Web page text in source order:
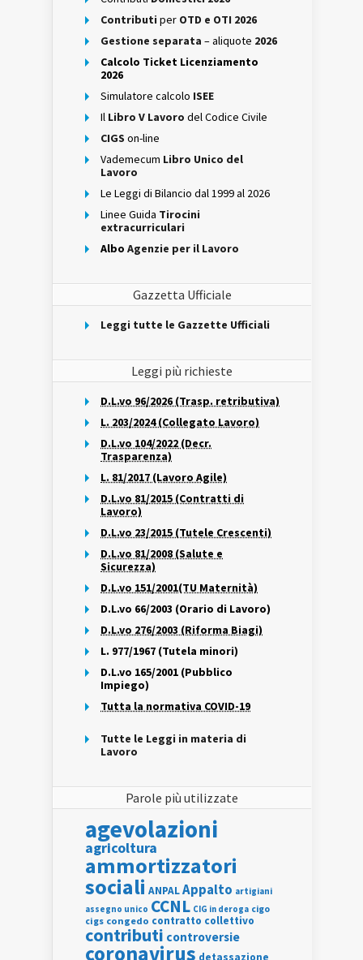
Contributi per OTD e OTI 2026
Gestione separata – aliquote 2026
Calcolo Ticket Licenziamento
2026
Simulatore calcolo ISEE
Il Libro V Lavoro del Codice Civile
CIGS on-line
Vademecum Libro Unico del
Lavoro
Le Leggi di Bilancio dal 1999 al 2026
Linee Guida Tirocini
extracurriculari
Albo Agenzie per il Lavoro
Gazzetta Ufficiale
Leggi tutte le Gazzette Ufficiali
Leggi più richieste
D.L.vo 96/2026 (Trasp. retributiva)
L. 203/2024 (Collegato Lavoro)
D.L.vo 104/2022 (Decr.
Trasparenza)
L. 81/2017 (Lavoro Agile)
D.L.vo 81/2015 (Contratti di
Lavoro)
D.L.vo 23/2015 (Tutele Crescenti)
D.L.vo 81/2008 (Salute e
Sicurezza)
D.L.vo 151/2001(TU Maternità)
D.L.vo 66/2003 (Orario di Lavoro)
D.L.vo 276/2003 (Riforma Biagi)
L. 977/1967 (Tutela minori)
D.L.vo 165/2001 (Pubblico
Impiego)
Tutta la normativa COVID-19
Tutte le Leggi in materia di
Lavoro
Parole più utilizzate
agevolazioni
agricoltura
ammortizzatori
sociali ANPALAppalto artigiani
assegno unico CCNL CIG in deroga cigo
cigs congedo contratto collettivo
contributi controversie
coronavirus detassazione